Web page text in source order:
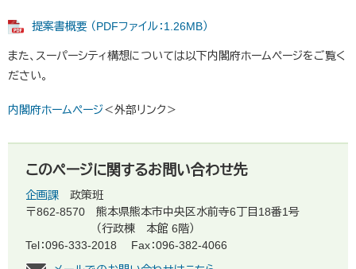
提案書概要 （PDFファイル：1.26MB）
また、スーパーシティ構想については以下内閣府ホームページをご覧く
ださい。
内閣府ホームページ＜外部リンク＞
このページに関するお問い合わせ先
企画課
政策班
〒862-8570
熊本県熊本市中央区水前寺6丁目18番1号
（行政棟 本館 6階）
Tel：096-333-2018
Fax：096-382-4066